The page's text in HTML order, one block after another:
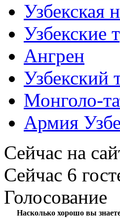
Узбекская
Узбекские
Ангрен
Узбекский
Монголо-
Армия
Сейчас на
Сейчас 6
Голосование
Насколько хорошо вы